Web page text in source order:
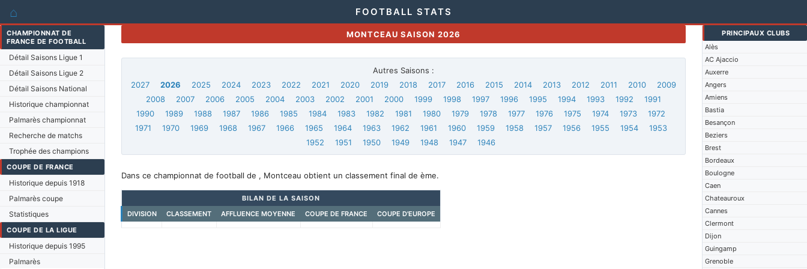
⌂ FOOTBALL STATS
CHAMPIONNAT DE
FRANCE DE FOOTBALL
Détail Saisons Ligue 1
Détail Saisons Ligue 2
Détail Saisons National
Historique championnat
Palmarès championnat
Recherche de matchs
Trophée des champions
COUPE DE FRANCE
Historique depuis 1918
Palmarès coupe
Statistiques
COUPE DE LA LIGUE
Historique depuis 1995
Palmarès
PRINCIPAUX CLUBS
Alès
AC Ajaccio
Auxerre
Angers
Amiens
Bastia
Besançon
Beziers
Brest
Bordeaux
Boulogne
Caen
Chateauroux
Cannes
Clermont
Dijon
Guingamp
Grenoble
MONTCEAU SAISON 2026
Autres Saisons :
2027
2026 2025 2024 2023 2022 2021 2020 2019 2018 2017 2016 2015 2014 2013 2012 2011 2010
2009
2008
2007 2006 2005 2004 2003 2002 2001 2000 1999 1998 1997 1996 1995 1994 1993 1992
1991
1990
1989 1988 1987 1986 1985 1984 1983 1982 1981 1980 1979 1978 1977 1976 1975 1974 1973
1972
1971
1970 1969 1968 1967 1966 1965 1964 1963 1962 1961 1960 1959 1958 1957 1956 1955 1954
1953
1952
1951 1950 1949 1948 1947 1946
Dans ce championnat de football de , Montceau obtient un classement final de ème.
BILAN DE LA SAISON
DIVISION
CLASSEMENT AFFLUENCE MOYENNE COUPE DE FRANCE COUPE D'EUROPE